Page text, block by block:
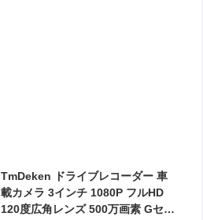
TmDeken ドライブレコーダー 車
載カメラ 3インチ 1080P フルHD
120度広角レンズ 500万画素 Gセン